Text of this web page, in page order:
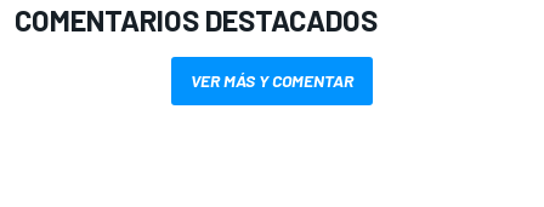
COMENTARIOS DESTACADOS
VER MÁS Y COMENTAR